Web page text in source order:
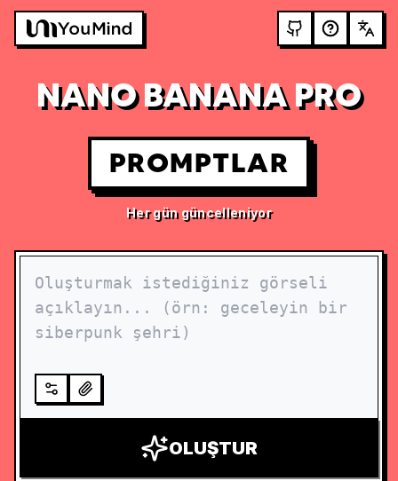
NANO BANANA PRO
PROMPTLAR
Her gün güncelleniyor
OLUŞTUR